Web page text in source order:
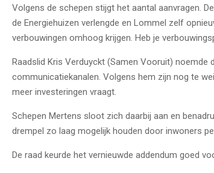
Volgens de schepen stijgt het aantal aanvragen.
de Energiehuizen verlengde en Lommel zelf
verbouwingen omhoog krijgen. Heb je
Raadslid Kris Verduyckt (Samen Vooruit)
communicatiekanalen. Volgens hem zijn nog te
meer investeringen vraagt.
Schepen Mertens sloot zich daarbij aan en
drempel zo laag mogelijk houden door inwoners
De raad keurde het vernieuwde addendum goed